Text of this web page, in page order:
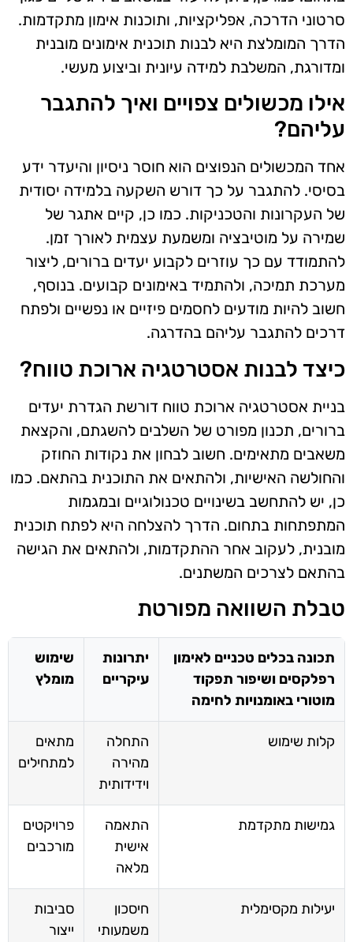
סרטוני הדרכה, אפליקציות, ותוכנות אימון מתקדמות.
הדרך המומלצת היא לבנות תוכנית אימונים מובנית
ומדורגת, המשלבת למידה עיונית וביצוע מעשי.
אילו מכשולים צפויים ואיך להתגבר
עליהם?
אחד המכשולים הנפוצים הוא חוסר ניסיון והיעדר ידע
בסיסי. להתגבר על כך דורש השקעה בלמידה יסודית
של העקרונות והטכניקות. כמו כן, קיים אתגר של
שמירה על מוטיבציה ומשמעת עצמית לאורך זמן.
להתמודד עם כך עוזרים לקבוע יעדים ברורים, ליצור
מערכת תמיכה, ולהתמיד באימונים קבועים. בנוסף,
חשוב להיות מודעים לחסמים פיזיים או נפשיים ולפתח
דרכים להתגבר עליהם בהדרגה.
כיצד לבנות אסטרטגיה ארוכת טווח?
בניית אסטרטגיה ארוכת טווח דורשת הגדרת יעדים
ברורים, תכנון מפורט של השלבים להשגתם, והקצאת
משאבים מתאימים. חשוב לבחון את נקודות החוזק
והחולשה האישיות, ולהתאים את התוכנית בהתאם. כמו
כן, יש להתחשב בשינויים טכנולוגיים ובמגמות
המתפתחות בתחום. הדרך להצלחה היא לפתח תוכנית
מובנית, לעקוב אחר ההתקדמות, ולהתאים את הגישה
בהתאם לצרכים המשתנים.
טבלת השוואה מפורטת
תכונה בכלים טכניים לאימון
רפלקסים ושיפור תפקוד
מוטורי באומנויות לחימה
יתרונות
עיקריים
שימוש
מומלץ
קלות שימוש
התחלה
מהירה
וידידותית
מתאים
למתחילים
גמישות מתקדמת
התאמה
אישית
מלאה
פרויקטים
מורכבים
יעילות מקסימלית
חיסכון
משמעותי
סביבות
ייצור